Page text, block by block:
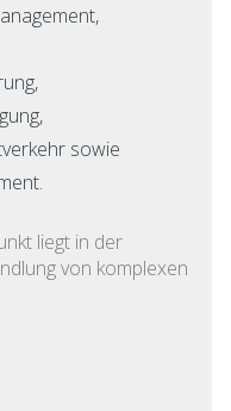
sowie
liegt in der
von komplexen